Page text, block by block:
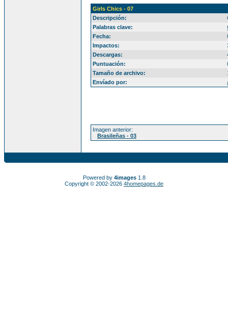
Girls Chics - 07
Descripción:
Palabras clave:
Fecha:
Impactos:
Descargas:
Puntuación:
Tamaño de archivo:
Envíado por:
Imagen anterior:
Brasileñas - 03
Powered by 4images1.8
Copyright © 2002-2026 4homepages.de